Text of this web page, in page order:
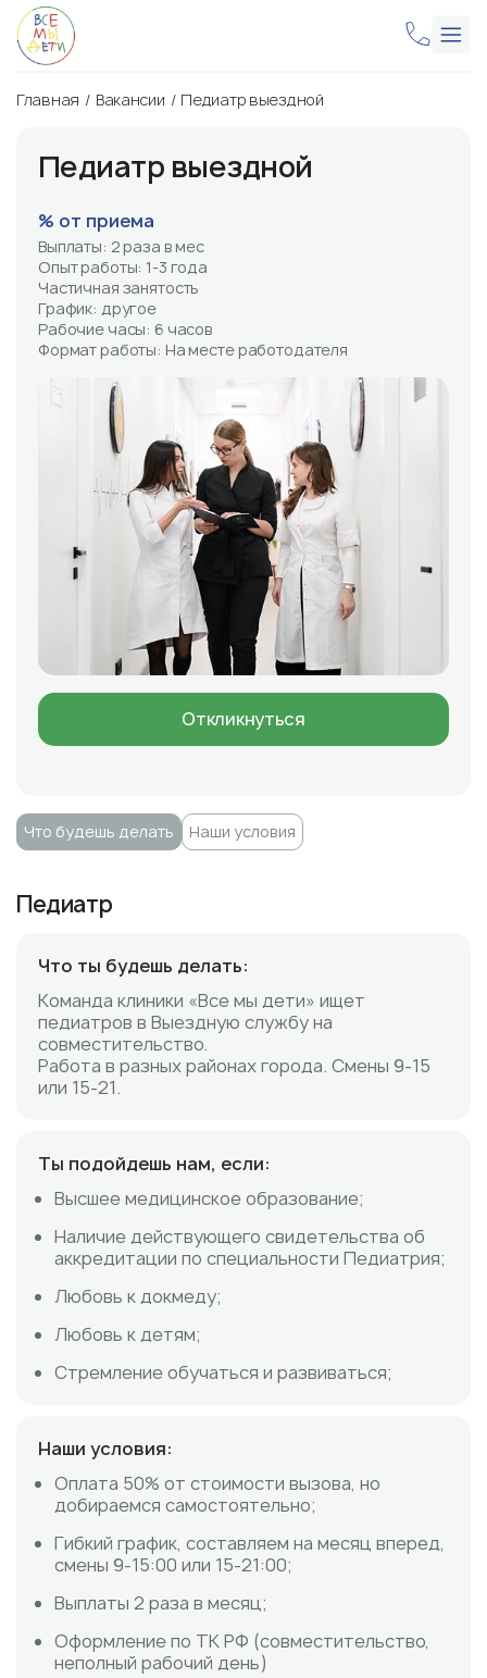
Главная Вакансии Педиатр выездной
Педиатр выездной
% от приема
Выплаты: 2 раза в мес
Опыт работы: 1-3 года
Частичная занятость
График: другое
Рабочие часы: 6 часов
Формат работы: На месте работодателя
Откликнуться
Что будешь делать Наши условия
Педиатр
Что ты будешь делать:
Команда клиники «Все мы дети» ищет
педиатров в Выездную службу на
совместительство.
Работа в разных районах города. Смены 9-15
или 15-21.
Ты подойдешь нам, если:
Высшее медицинское образование;
Наличие действующего свидетельства об
аккредитации по специальности Педиатрия;
Любовь к докмеду;
Любовь к детям;
Стремление обучаться и развиваться;
Наши условия:
Оплата 50% от стоимости вызова, но
добираемся самостоятельно;
Гибкий график, составляем на месяц вперед,
смены 9-15:00 или 15-21:00;
Выплаты 2 раза в месяц;
Оформление по ТК РФ (совместительство,
неполный рабочий день)